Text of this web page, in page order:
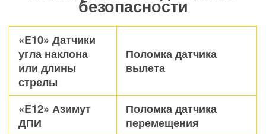
безопасности
«E10» Датчики
угла наклона
или длины
стрелы
Поломка датчика
вылета
«E12» Азимут
ДПИ
Поломка датчика
перемещения